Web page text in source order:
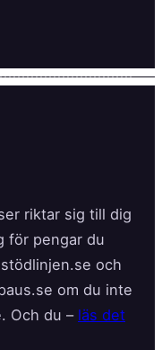
riktar sig till dig
för pengar du
och
om du inte
Och du – läs det